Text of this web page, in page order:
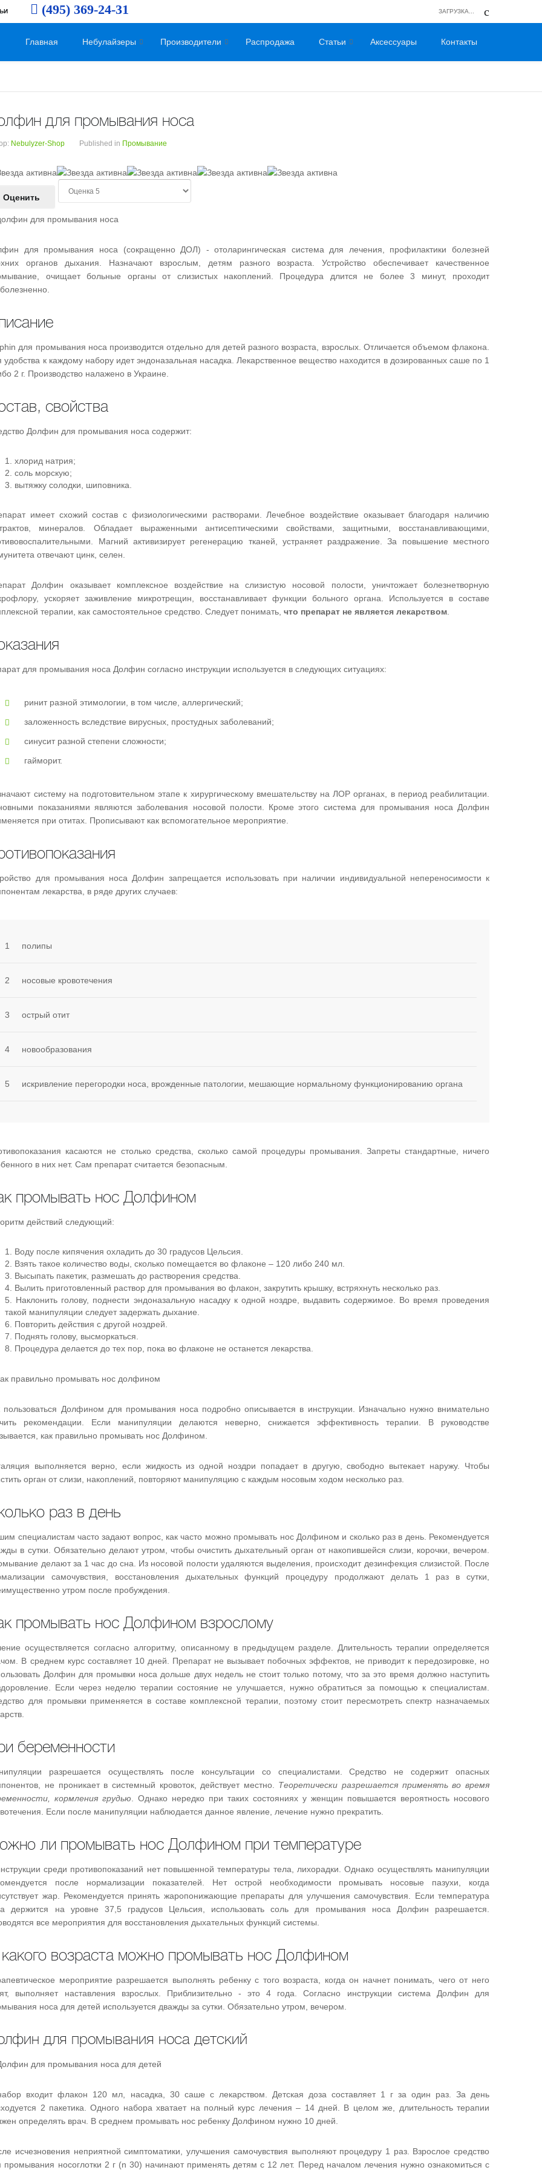
(495) 369-24-31 ЗАГРУЗКА...
Главная Небулайзеры Производители Распродажа Статьи Аксессуары Контакты
для промывания носа
Nebulyzer-Shop Published in Промывание
а
т
и
т
для промывания носа (сокращенно ДОЛ) - отоларингическая система для лечения, профилактики болезней
органов дыхания. Назначают взрослым, детям разного возраста. Устройство обеспечивает качественное
очищает больные органы от слизистых накоплений. Процедура длится не более 3 минут, проходит
для промывания носа производится отдельно для детей разного возраста, взрослых. Отличается объемом флакона.
удобства к каждому набору идет эндоназальная насадка. Лекарственное вещество находится в дозированных саше по 1
2 г. Производство налажено в Украине.
свойства
Долфин для промывания носа содержит:
хлорид натрия;
соль морскую;
вытяжку солодки, шиповника.
имеет схожий состав с физиологическими растворами. Лечебное воздействие оказывает благодаря наличию
минералов. Обладает выраженными антисептическими свойствами, защитными, восстанавливающими,
Магний активизирует регенерацию тканей, устраняет раздражение. За повышение местного
отвечают цинк, селен.
Долфин оказывает комплексное воздействие на слизистую носовой полости, уничтожает болезнетворную
ускоряет заживление микротрещин, восстанавливает функции больного органа. Используется в составе
терапии, как самостоятельное средство. Следует понимать,что препарат не является лекарством
для промывания носа Долфин согласно инструкции используется в следующих ситуациях:
ринит разной этимологии, в том числе, аллергический;
заложенность вследствие вирусных, простудных заболеваний;
синусит разной степени сложности;
гайморит.
систему на подготовительном этапе к хирургическому вмешательству на ЛОР органах, в период реабилитации.
показаниями являются заболевания носовой полости. Кроме этого система для промывания носа Долфин
при отитах. Прописывают как вспомогательное мероприятие.
для промывания носа Долфин запрещается использовать при наличии индивидуальной непереносимости к
лекарства, в ряде других случаев:
1 полипы
2 носовые кровотечения
3 острый отит
4 новообразования
5 искривление перегородки носа, врожденные патологии, мешающие нормальному функционированию органа
касаются не столько средства, сколько самой процедуры промывания. Запреты стандартные, ничего
в них нет. Сам препарат считается безопасным.
промывать нос Долфином
действий следующий:
Воду после кипячения охладить до 30 градусов Цельсия.
Взять такое количество воды, сколько помещается во флаконе – 120 либо 240 мл.
Высыпать пакетик, размешать до растворения средства.
Вылить приготовленный раствор для промывания во флакон, закрутить крышку, встряхнуть несколько раз.
Наклонить голову, поднести эндоназальную насадку к одной ноздре, выдавить содержимое. Во время проведения
такой манипуляции следует задержать дыхание.
Повторить действия с другой ноздрей.
Поднять голову, высморкаться.
Процедура делается до тех пор, пока во флаконе не останется лекарства.
пользоваться Долфином для промывания носа подробно описывается в инструкции. Изначально нужно внимательно
рекомендации. Если манипуляции делаются неверно, снижается эффективность терапии. В руководстве
как правильно промывать нос Долфином.
выполняется верно, если жидкость из одной ноздри попадает в другую, свободно вытекает наружу. Чтобы
орган от слизи, накоплений, повторяют манипуляцию с каждым носовым ходом несколько раз.
раз в день
специалистам часто задают вопрос, как часто можно промывать нос Долфином и сколько раз в день. Рекомендуется
в сутки. Обязательно делают утром, чтобы очистить дыхательный орган от накопившейся слизи, корочки, вечером.
делают за 1 час до сна. Из носовой полости удаляются выделения, происходит дезинфекция слизистой. После
самочувствия, восстановления дыхательных функций процедуру продолжают делать 1 раз в сутки,
утром после пробуждения.
промывать нос Долфином взрослому
осуществляется согласно алгоритму, описанному в предыдущем разделе. Длительность терапии определяется
В среднем курс составляет 10 дней. Препарат не вызывает побочных эффектов, не приводит к передозировке, но
Долфин для промывки носа дольше двух недель не стоит только потому, что за это время должно наступить
Если через неделю терапии состояние не улучшается, нужно обратиться за помощью к специалистам.
для промывки применяется в составе комплексной терапии, поэтому стоит пересмотреть спектр назначаемых
беременности
разрешается осуществлять после консультации со специалистами. Средство не содержит опасных
не проникает в системный кровоток, действует местно. Теоретически разрешается применять во время
кормления грудью . Однако нередко при таких состояниях у женщин повышается вероятность носового
Если после манипуляции наблюдается данное явление, лечение нужно прекратить.
ли промывать нос Долфином при температуре
среди противопоказаний нет повышенной температуры тела, лихорадки. Однако осуществлять манипуляции
после нормализации показателей. Нет острой необходимости промывать носовые пазухи, когда
жар. Рекомендуется принять жаропонижающие препараты для улучшения самочувствия. Если температура
держится на уровне 37,5 градусов Цельсия, использовать соль для промывания носа Долфин разрешается.
все мероприятия для восстановления дыхательных функций системы.
возраста можно промывать нос Долфином
мероприятие разрешается выполнять ребенку с того возраста, когда он начнет понимать, чего от него
выполняет наставления взрослых. Приблизительно - это 4 года. Согласно инструкции система Долфин для
носа для детей используется дважды за сутки. Обязательно утром, вечером.
для промывания носа детский
входит флакон 120 мл, насадка, 30 саше с лекарством. Детская доза составляет 1 г за один раз. За день
2 пакетика. Одного набора хватает на полный курс лечения – 14 дней. В целом же, длительность терапии
определять врач. В среднем промывать нос ребенку Долфином нужно 10 дней.
исчезновения неприятной симптоматики, улучшения самочувствия выполняют процедуру 1 раз. Взрослое средство
промывания носоглотки 2 г (n 30) начинают применять детям с 12 лет. Перед началом лечения нужно ознакомиться с